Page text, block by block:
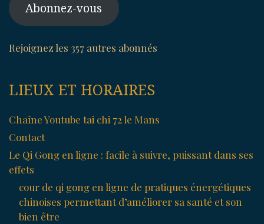
Abonnez-vous
Rejoignez les 357 autres abonnés
LIEUX ET HORAIRES
Chaîne Youtube tai chi 72 le Mans
Contact
Le Qi Gong en ligne : facile à suivre, puissant dans ses
effets
cour de qi gong en ligne de pratiques énergétiques
chinoises permettant d’améliorer sa santé et son
bien être